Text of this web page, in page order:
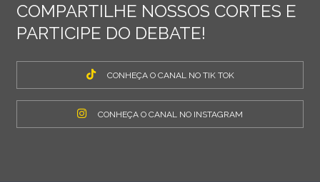
COMPARTILHE NOSSOS CORTES E
PARTICIPE DO DEBATE!
CONHEÇA O CANAL NO TIK TOK
CONHEÇA O CANAL NO INSTAGRAM